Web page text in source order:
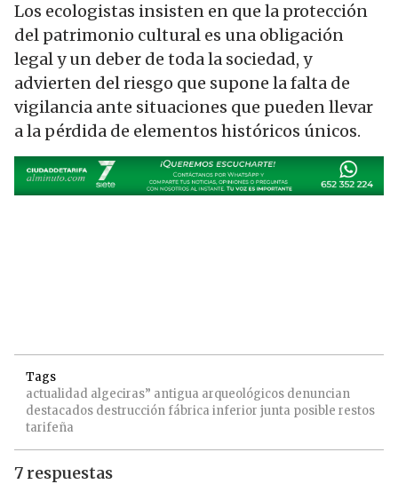
Los ecologistas insisten en que la protección
del patrimonio cultural es una obligación
legal y un deber de toda la sociedad, y
advierten del riesgo que supone la falta de
vigilancia ante situaciones que pueden llevar
a la pérdida de elementos históricos únicos.
Tags
actualidad algeciras” antigua arqueológicos denuncian
destacados destrucción fábrica inferior junta posible restos
tarifeña
7 respuestas